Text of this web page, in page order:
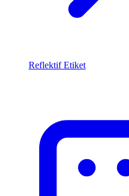
Reflektif Etiket